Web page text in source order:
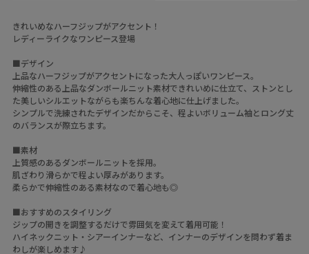
きれいめなハーフジップがアクセント！
レディーライクなワンピース登場
■デザイン
上品なハーフジップがアクセントになった大人っぽいワンピース。
伸縮性のある上品なダンボールニット素材できれいめに仕立て、ストンとし
た美しいシルエットながらも楽ちんな着心地に仕上げました。
シンプルで洗練されたデザインだからこそ、程よいボリューム袖とロング丈
のバランスが際立ちます。
■素材
上質感のあるダンボールニットを採用。
肌ざわり滑らかで程よい厚みがあります。
柔らかで伸縮性のある素材なので着心地も◎
■おすすめのスタイリング
ジップの開きを調整するだけで雰囲気を変えて着用可能！
ハイネックニット・シアーインナーなど、インナーのデザインを問わず着ま
わしが楽しめます♪